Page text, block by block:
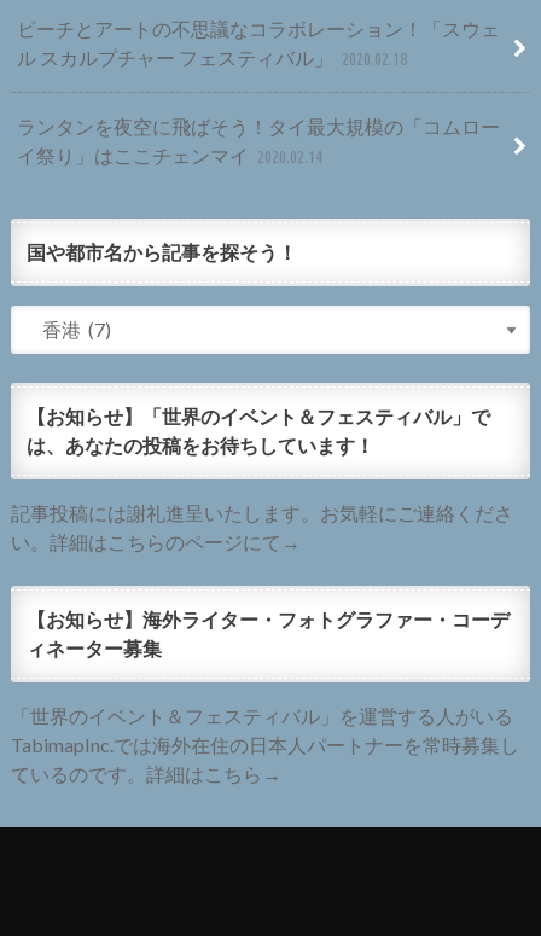
ビーチとアートの不思議なコラボレーション！「スウェ
ル スカルプチャー フェスティバル」
2020.02.18
ランタンを夜空に飛ばそう！タイ最大規模の「コムロー
イ祭り」はここチェンマイ
2020.02.14
国や都市名から記事を探そう！
【お知らせ】「世界のイベント＆フェスティバル」で
は、あなたの投稿をお待ちしています！
記事投稿には謝礼進呈いたします。お気軽にご連絡くださ
い。詳細はこちらのページにて→
【お知らせ】海外ライター・フォトグラファー・コーデ
ィネーター募集
「世界のイベント＆フェスティバル」を運営する人がいる
TabimapInc.では海外在住の日本人パートナーを常時募集し
ているのです。詳細はこちら→